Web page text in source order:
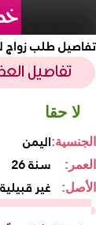
تفاصيل طلب زواج
لا حقا
اليمنالجنسية:
26 سنة العمر:
غير قبيلية الأصل: